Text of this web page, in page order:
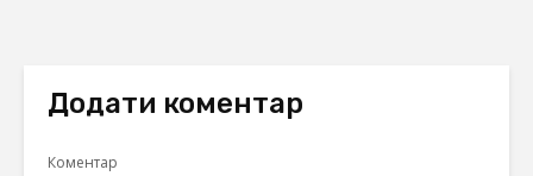
Додати коментар
Коментар